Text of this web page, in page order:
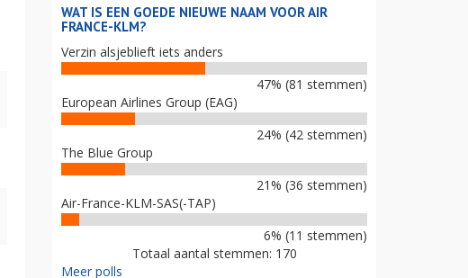
WAT IS EEN GOEDE NIEUWE NAAM VOOR AIR
FRANCE-KLM?
Verzin alsjeblieft iets anders
47% (81 stemmen)
European Airlines Group (EAG)
24% (42 stemmen)
The Blue Group
21% (36 stemmen)
Air-France-KLM-SAS(-TAP)
6% (11 stemmen)
Totaal aantal stemmen: 170
Meer polls